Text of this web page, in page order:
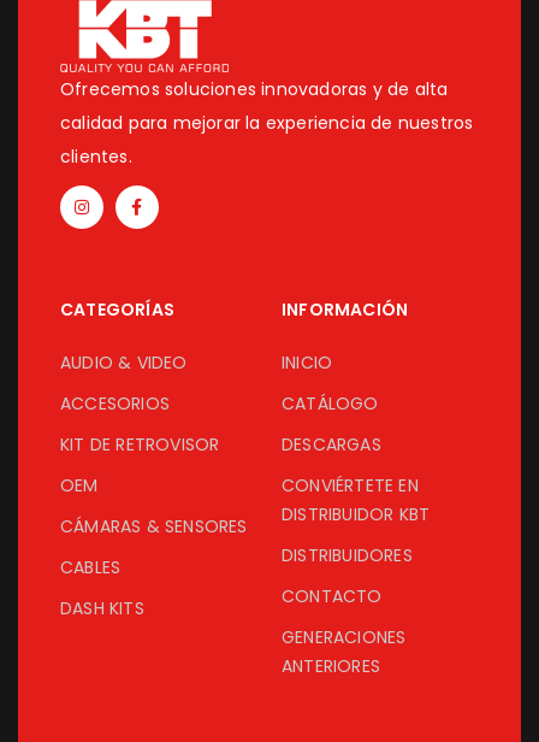
Ofrecemos soluciones innovadoras y de alta
calidad para mejorar la experiencia de nuestros
clientes.
CATEGORÍAS
AUDIO & VIDEO
ACCESORIOS
KIT DE RETROVISOR
OEM
CÁMARAS & SENSORES
CABLES
DASH KITS
INFORMACIÓN
INICIO
CATÁLOGO
DESCARGAS
CONVIÉRTETE EN
DISTRIBUIDOR KBT
DISTRIBUIDORES
CONTACTO
GENERACIONES
ANTERIORES